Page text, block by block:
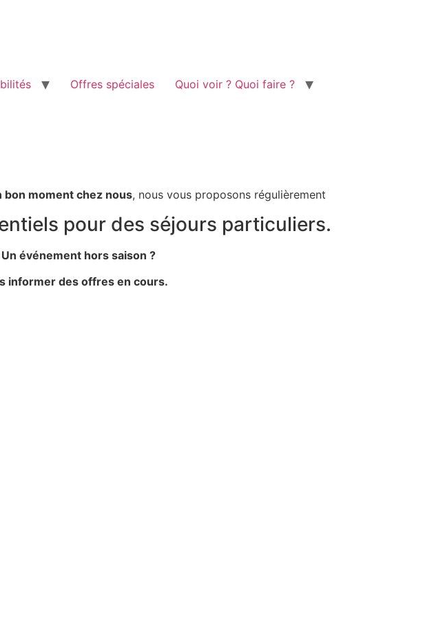
Offres spéciales
Quoi voir ? Quoi faire ?
bon moment chez nous, nous vous proposons régulièrement
pour des séjours particuliers.
événement hors saison ?
informer des offres en cours.